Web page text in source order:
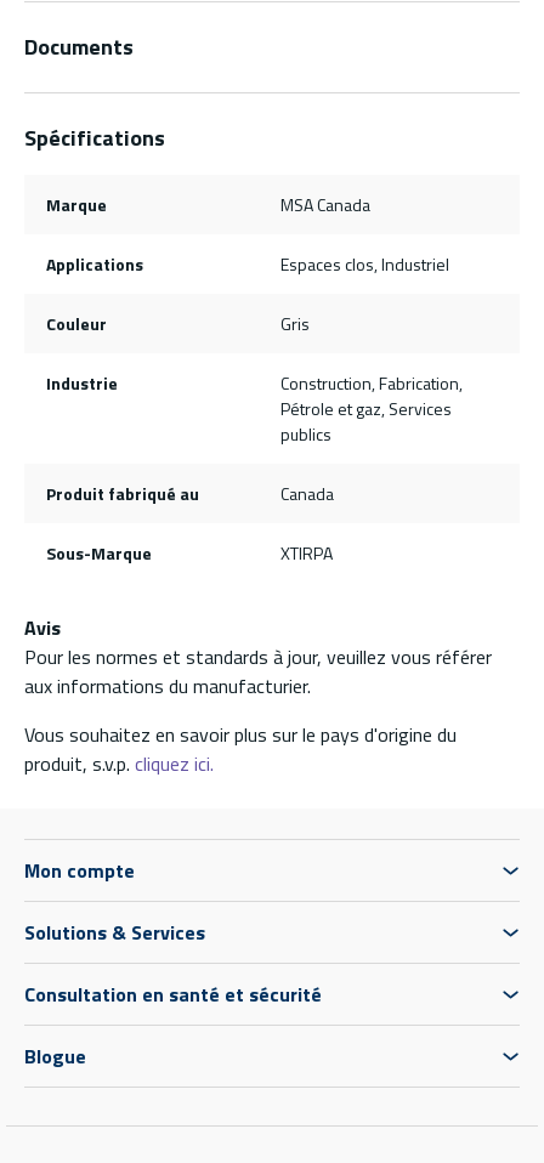
Documents
Spécifications
Marque MSA Canada
Applications Espaces clos, Industriel
Couleur Gris
Industrie
Construction, Fabrication,
Pétrole et gaz, Services
publics
Produit fabriqué au Canada
Sous-Marque XTIRPA
Avis
Pour les normes et standards à jour, veuillez vous référer
aux informations du manufacturier.
Vous souhaitez en savoir plus sur le pays d'origine du
produit, s.v.p. cliquez ici.
Mon compte
Solutions & Services
Consultation en santé et sécurité
Blogue